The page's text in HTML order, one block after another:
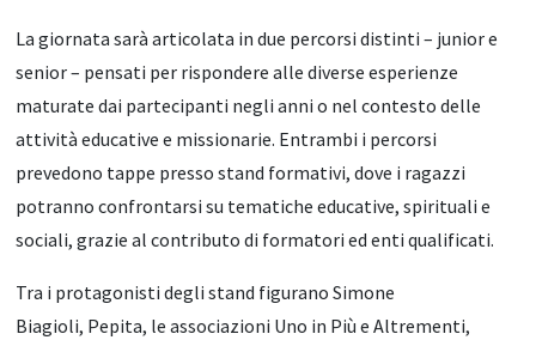
La giornata sarà articolata in due percorsi distinti – junior e
senior – pensati per rispondere alle diverse esperienze
maturate dai partecipanti negli anni o nel contesto delle
attività educative e missionarie. Entrambi i percorsi
prevedono tappe presso stand formativi, dove i ragazzi
potranno confrontarsi su tematiche educative, spirituali e
sociali, grazie al contributo di formatori ed enti qualificati.
Tra i protagonisti degli stand figurano Simone
Biagioli, Pepita, le associazioni Uno in Più e Altrementi,